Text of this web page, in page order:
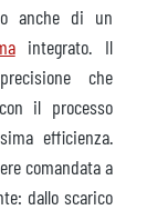
anche di un
integrato. Il
che
il processo
efficienza.
comandata a
dallo scarico